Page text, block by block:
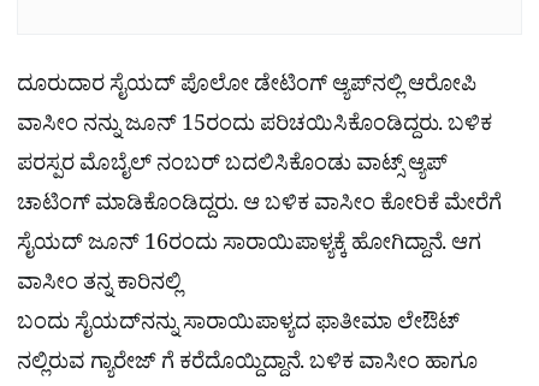
ದೂರುದಾರ ಸೈಯದ್ ಪೊಲೋ ಡೇಟಿಂಗ್ ಆ್ಯಪ್‌ನಲ್ಲಿ ಆರೋಪಿ
ವಾಸೀಂ ನನ್ನು ಜೂನ್ 15ರಂದು ಪರಿಚಯಿಸಿಕೊಂಡಿದ್ದರು. ಬಳಿಕ
ಪರಸ್ಪರ ಮೊಬೈಲ್ ನಂಬರ್ ಬದಲಿಸಿಕೊಂಡು ವಾಟ್ಸ್ ಆ್ಯಪ್
ಚಾಟಿಂಗ್ ಮಾಡಿಕೊಂಡಿದ್ದರು. ಆ ಬಳಿಕ ವಾಸೀಂ ಕೋರಿಕೆ ಮೇರೆಗೆ
ಸೈಯದ್ ಜೂನ್ 16ರಂದು ಸಾರಾಯಿಪಾಳ್ಯಕ್ಕೆ ಹೋಗಿದ್ದಾನೆ. ಆಗ
ವಾಸೀಂ ತನ್ನ ಕಾರಿನಲ್ಲಿ
ಬಂದು ಸೈಯದ್‌ನನ್ನು ಸಾರಾಯಿಪಾಳ್ಯದ ಫಾತೀಮಾ ಲೇಔಟ್‌
ನಲ್ಲಿರುವ ಗ್ಯಾರೇಜ್ ಗೆ ಕರೆದೊಯ್ದಿದ್ದಾನೆ. ಬಳಿಕ ವಾಸೀಂ ಹಾಗೂ